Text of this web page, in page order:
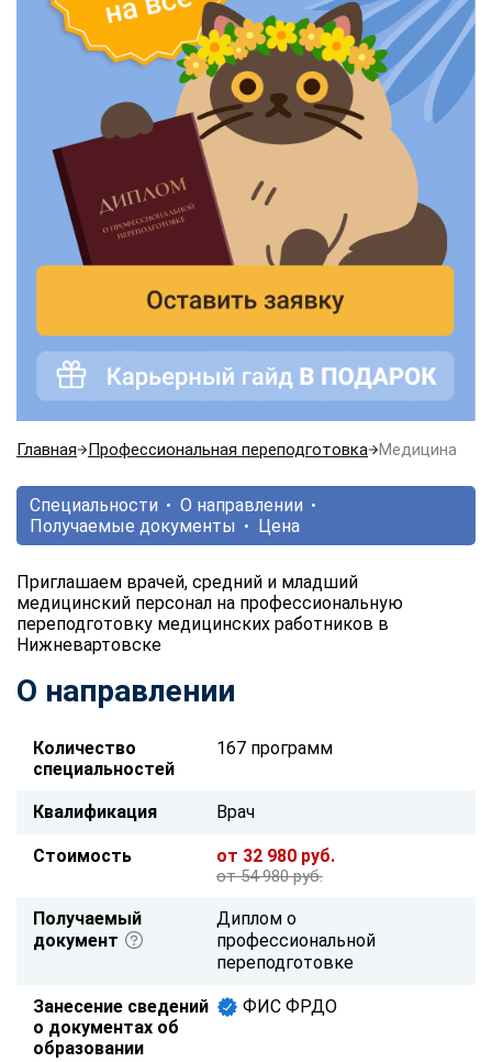
Главная Профессиональная переподготовка Медицина
Специальности
О направлении
Получаемые документы
Цена
Приглашаем врачей, средний и младший
медицинский персонал на профессиональную
переподготовку медицинских работников в
Нижневартовске
О направлении
Количество
специальностей
167 программ
Квалификация Врач
Стоимость от 32 980 руб.
от 54 980 руб.
Получаемый
документ
Диплом о
профессиональной
переподготовке
Занесение сведений
о документах об
образовании
ФИС ФРДО